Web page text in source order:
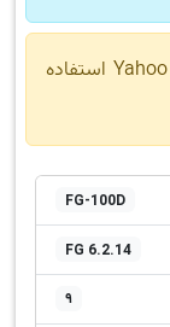
لطفا تا اطلاع ثانوی برای ثبت نام از دامنه Yahoo استفاده
FG-100D
FG 6.2.14
9